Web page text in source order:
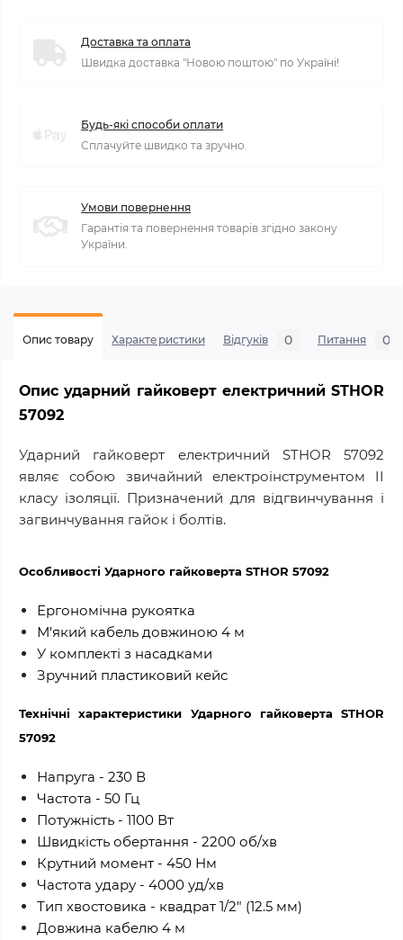
Доставка та оплата
Швидка доставка "Новою поштою" по Україні!
Будь-які способи оплати
Сплачуйте швидко та зручно.
Умови повернення
Гарантія та повернення товарів згідно закону
України.
Опис товару Характеристики Відгуків 0 Питання 0
Опис ударний гайковерт електричний STHOR
57092
Ударний гайковерт електричний STHOR 57092
являє собою звичайний електроінструментом II
класу ізоляції. Призначений для відгвинчування і
загвинчування гайок і болтів.
Особливості Ударного гайковерта STHOR 57092
Ергономічна рукоятка
М'який кабель довжиною 4 м
У комплекті з насадками
Зручний пластиковий кейс
Технічні характеристики Ударного гайковерта STHOR
57092
Напруга - 230 В
Частота - 50 Гц
Потужність - 1100 Вт
Швидкість обертання - 2200 об/хв
Крутний момент - 450 Нм
Частота удару - 4000 уд/хв
Тип хвостовика - квадрат 1/2" (12.5 мм)
Довжина кабелю 4 м